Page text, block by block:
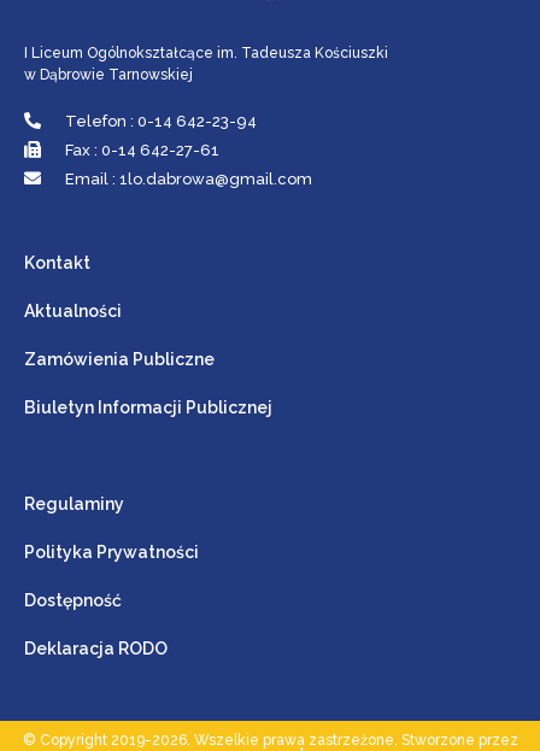
I Liceum Ogólnokształcące im. Tadeusza Kościuszki
w Dąbrowie Tarnowskiej
Telefon : 0-14 642-23-94
Fax : 0-14 642-27-61
Email : 1lo.dabrowa@gmail.com
Kontakt
Aktualności
Zamówienia Publiczne
Biuletyn Informacji Publicznej
Regulaminy
Polityka Prywatności
Dostępność
Deklaracja RODO
© Copyright 2019-2026. Wszelkie prawa zastrzeżone. Stworzone przez